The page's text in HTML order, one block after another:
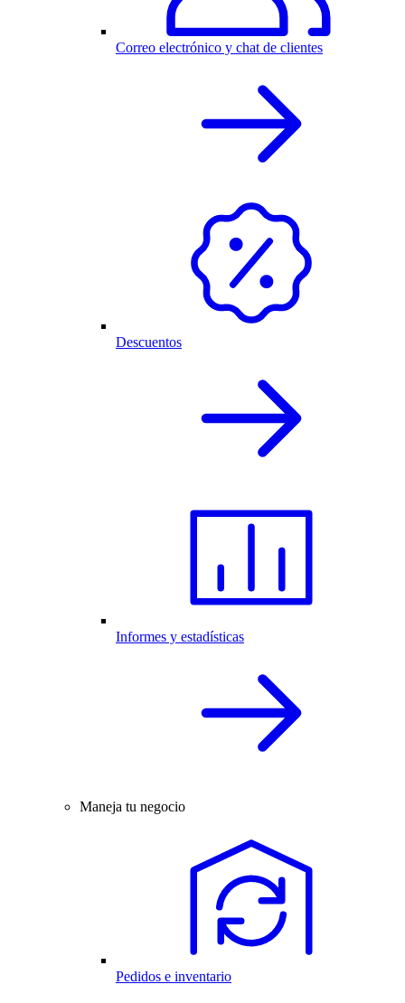
Correo electrónico y chat de clientes
Descuentos
Informes y estadísticas
Maneja tu negocio
Pedidos e inventario